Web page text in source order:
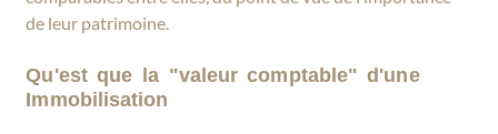
de leur patrimoine.
Qu'est que la "valeur comptable" d'une
Immobilisation